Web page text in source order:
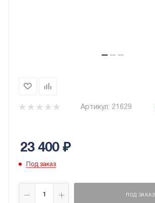
Артикул: 21629
23 400₽
Под заказ
ПОД ЗАКАЗ